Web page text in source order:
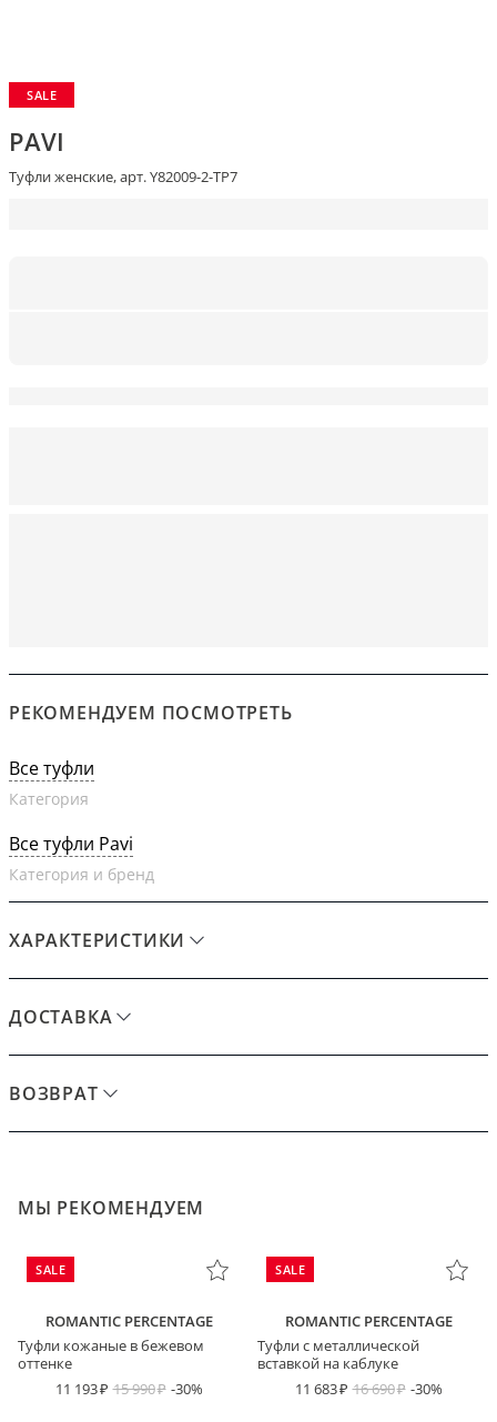
SALE
PAVI
Туфли женские, арт. Y82009-2-TP7
РЕКОМЕНДУЕМ ПОСМОТРЕТЬ
Все туфли
Категория
Все туфли Pavi
Категория и бренд
ХАРАКТЕРИСТИКИ
ДОСТАВКА
ВОЗВРАТ
МЫ РЕКОМЕНДУЕМ
SALE
ROMANTIC PERCENTAGE
Туфли кожаные в бежевом
оттенке
11 193
15 990 -30%
SALE
ROMANTIC PERCENTAGE
Туфли с металлической
вставкой на каблуке
11 683
16 690 -30%